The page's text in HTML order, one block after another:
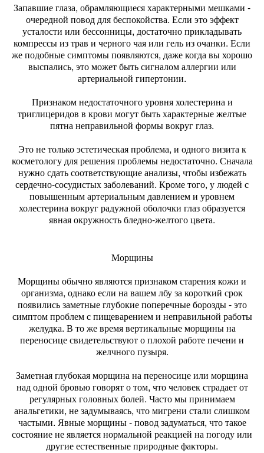
Запавшие глаза, обрамляющиеся характерными мешками -
очередной повод для беспокойства. Если это эффект
усталости или бессонницы, достаточно прикладывать
компрессы из трав и черного чая или гель из очанки. Если
же подобные симптомы появляются, даже когда вы хорошо
выспались, это может быть сигналом аллергии или
артериальной гипертонии.
Признаком недостаточного уровня холестерина и
триглицеридов в крови могут быть характерные желтые
пятна неправильной формы вокруг глаз.
Это не только эстетическая проблема, и одного визита к
косметологу для решения проблемы недостаточно. Сначала
нужно сдать соответствующие анализы, чтобы избежать
сердечно-сосудистых заболеваний. Кроме того, у людей с
повышенным артериальным давлением и уровнем
холестерина вокруг радужной оболочки глаз образуется
явная окружность бледно-желтого цвета.
Морщины
Морщины обычно являются признаком старения кожи и
организма, однако если на вашем лбу за короткий срок
появились заметные глубокие поперечные борозды - это
симптом проблем с пищеварением и неправильной работы
желудка. В то же время вертикальные морщины на
переносице свидетельствуют о плохой работе печени и
желчного пузыря.
Заметная глубокая морщина на переносице или морщина
над одной бровью говорят о том, что человек страдает от
регулярных головных болей. Часто мы принимаем
анальгетики, не задумываясь, что мигрени стали слишком
частыми. Явные морщины - повод задуматься, что такое
состояние не является нормальной реакцией на погоду или
другие естественные природные факторы.